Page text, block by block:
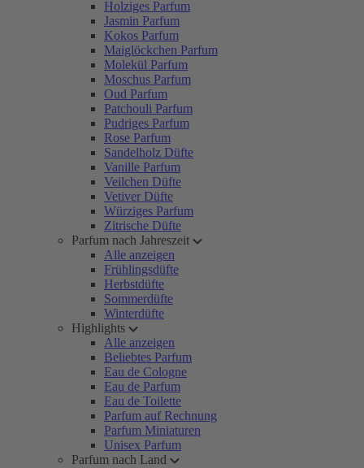
Holziges Parfum
Jasmin Parfum
Kokos Parfum
Maiglöckchen Parfum
Molekül Parfum
Moschus Parfum
Oud Parfum
Patchouli Parfum
Pudriges Parfum
Rose Parfum
Sandelholz Düfte
Vanille Parfum
Veilchen Düfte
Vetiver Düfte
Würziges Parfum
Zitrische Düfte
Parfum nach Jahreszeit
Alle anzeigen
Frühlingsdüfte
Herbstdüfte
Sommerdüfte
Winterdüfte
Highlights
Alle anzeigen
Beliebtes Parfum
Eau de Cologne
Eau de Parfum
Eau de Toilette
Parfum auf Rechnung
Parfum Miniaturen
Unisex Parfum
Parfum nach Land